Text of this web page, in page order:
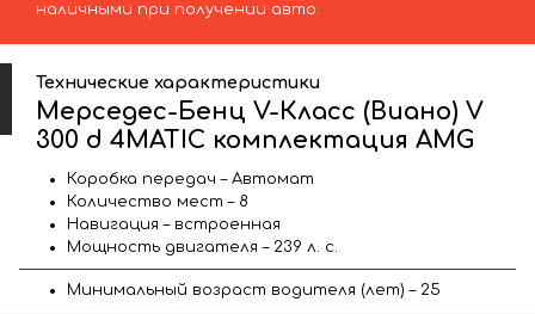
наличными при получении авто.
Технические характеристики
Мерседес-Бенц V-Класс (Виано) V
300 d 4MATIC комплектация AMG
Коробка передач – Автомат
Количество мест – 8
Навигация – встроенная
Мощность двигателя – 239 л. с.
Минимальный возраст водителя (лет) – 25